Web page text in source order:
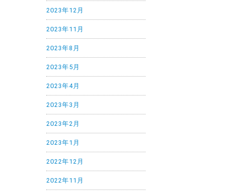
2023年12月
2023年11月
2023年8月
2023年5月
2023年4月
2023年3月
2023年2月
2023年1月
2022年12月
2022年11月